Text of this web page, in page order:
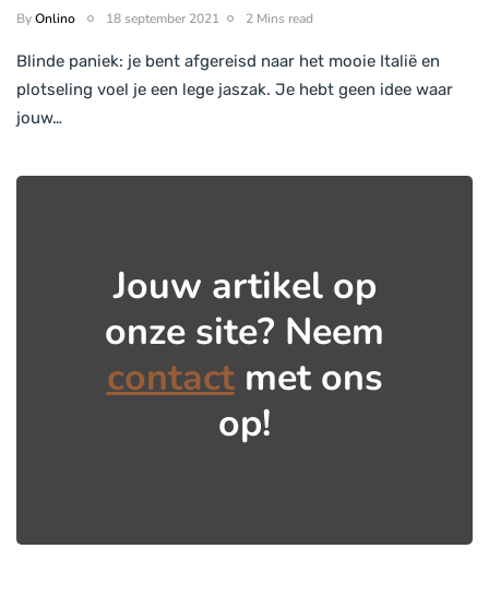
ByOnlino 18 september 2021 2 Mins read
Blinde paniek: je bent afgereisd naar het mooie Italië en
plotseling voel je een lege jaszak. Je hebt geen idee waar
jouw…
Jouw artikel op
onze site? Neem
contactmet ons
op!